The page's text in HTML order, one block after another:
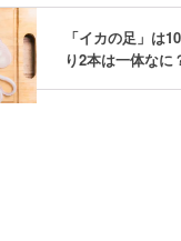
「イカの足」は
り2本は一体な